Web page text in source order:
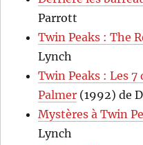
Parrott
Twin Peaks : The
Lynch
Twin Peaks : Les
Palmer (1992) de
Mystères à Twin
Lynch